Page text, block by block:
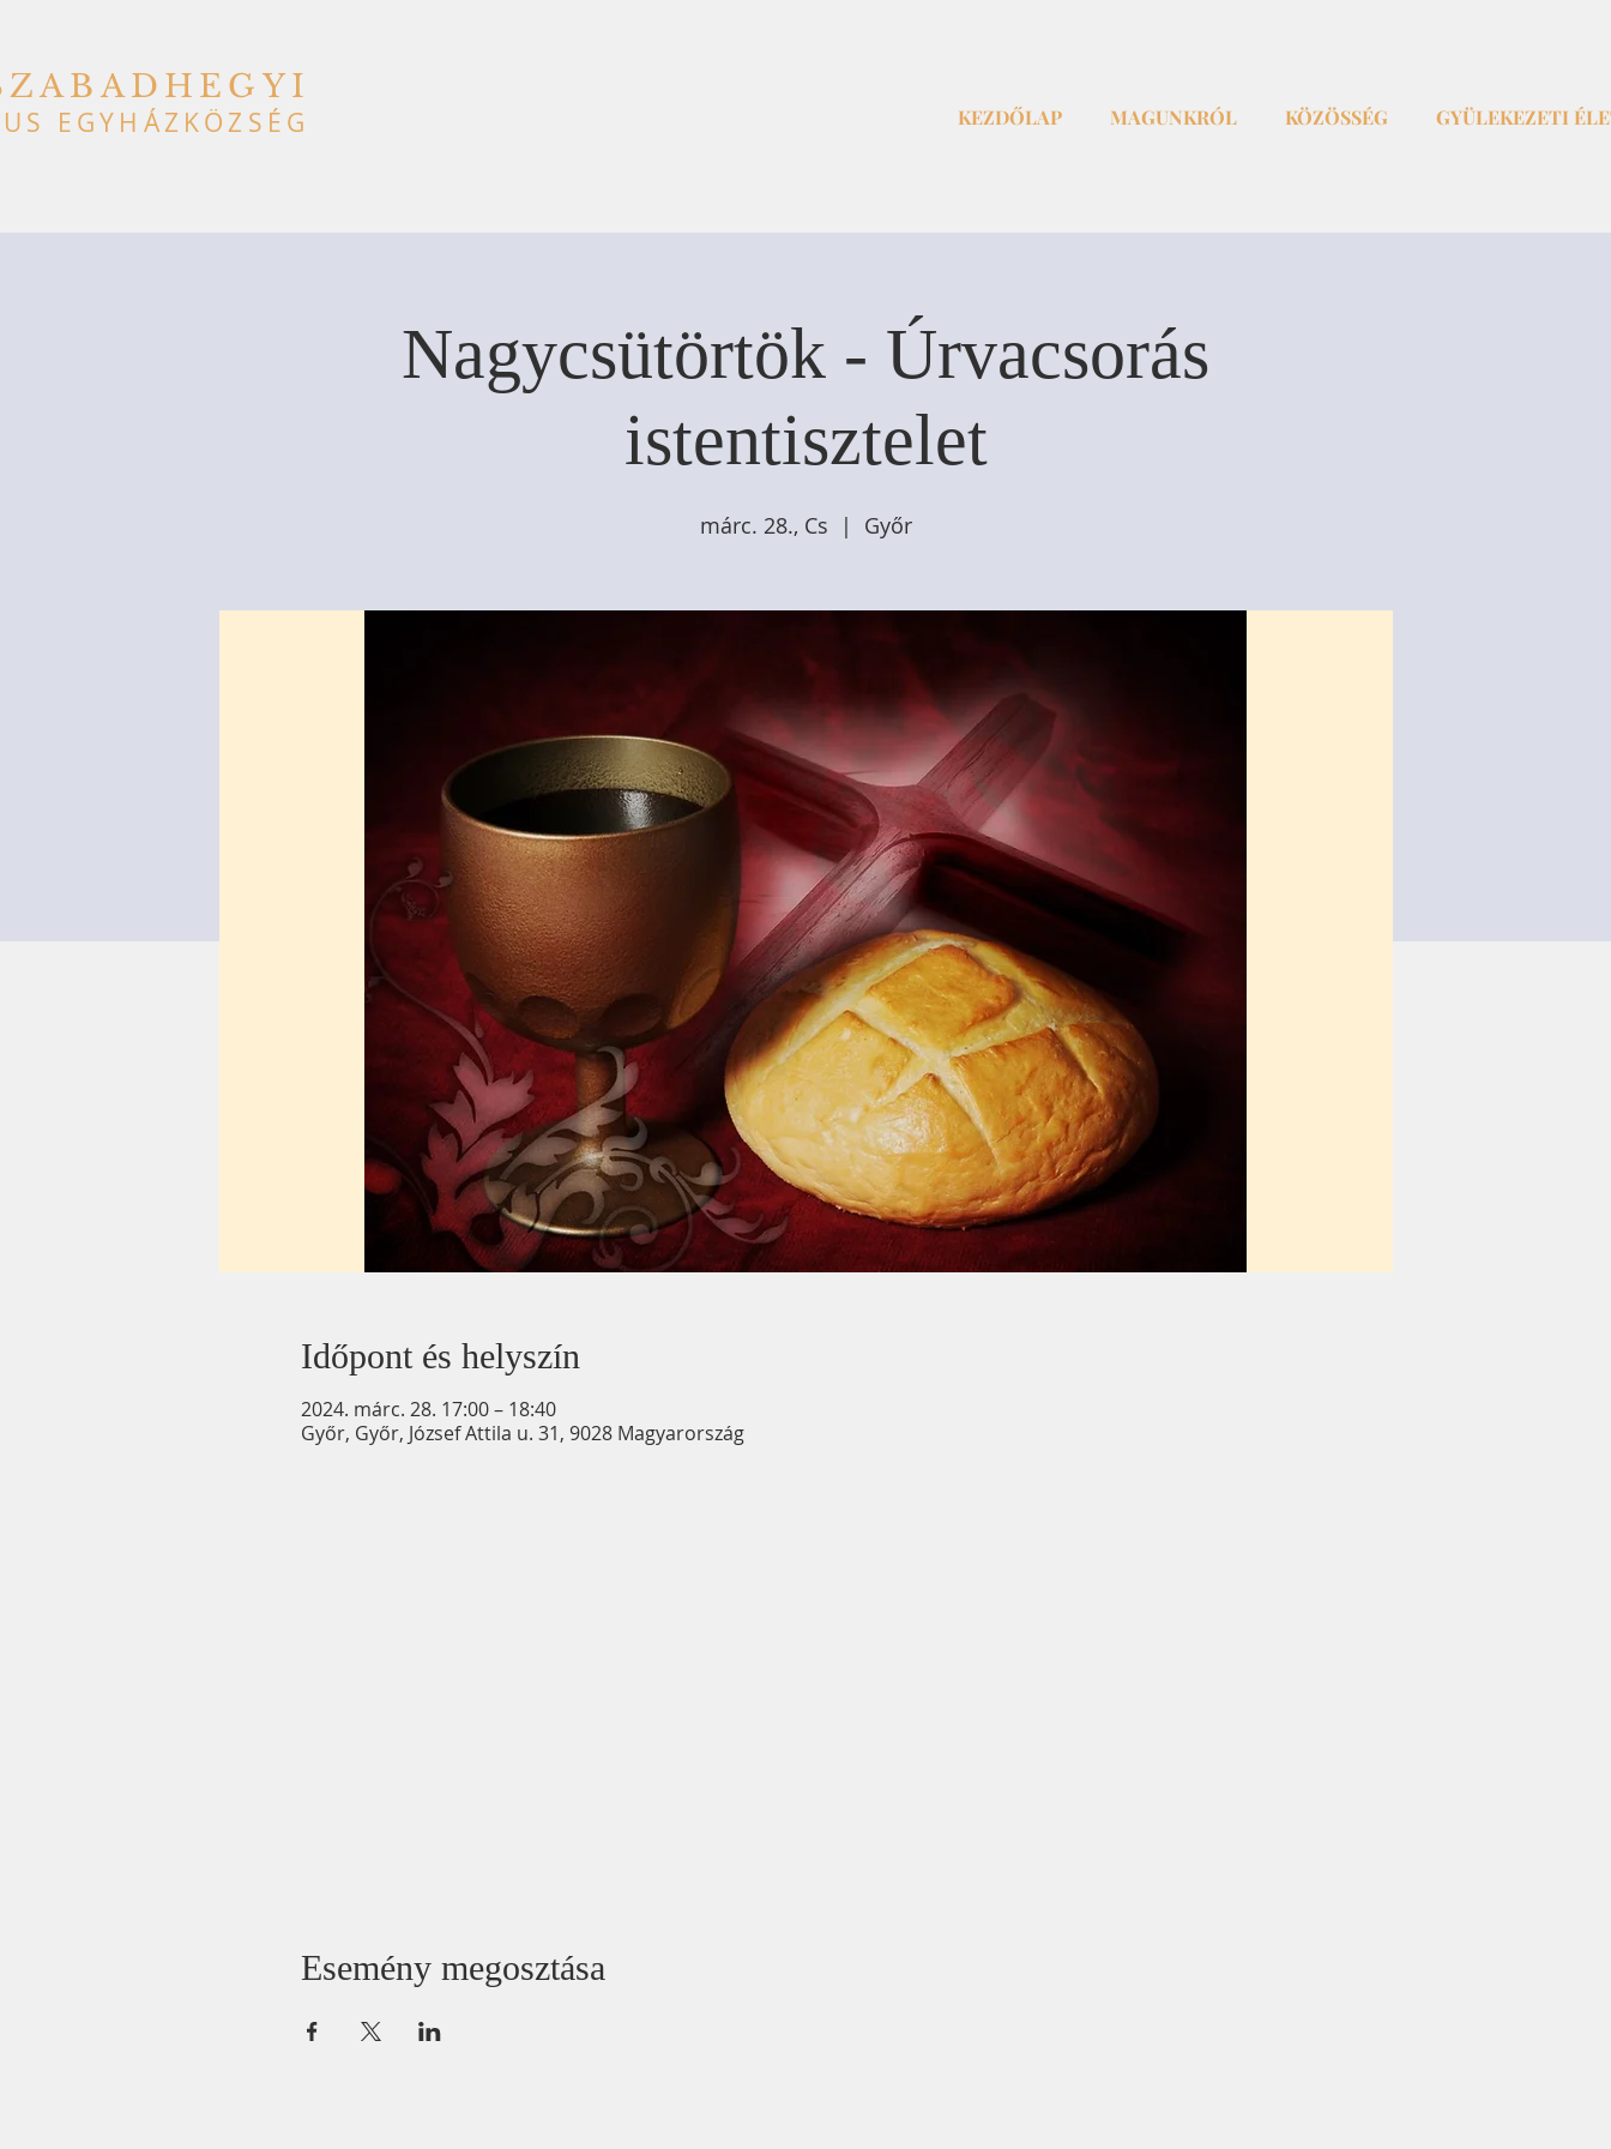
EGYHÁZKÖZSÉG KEZDŐLAP MAGUNKRÓL KÖZÖSSÉG GYÜLEKEZETI
Nagycsütörtök - Úrvacsorás
istentisztelet
márc. 28., Cs
  |
Győr
Időpont és helyszín
2024. márc. 28. 17:00 – 18:40
Győr, Győr, József Attila u. 31, 9028 Magyarország
Esemény megosztása